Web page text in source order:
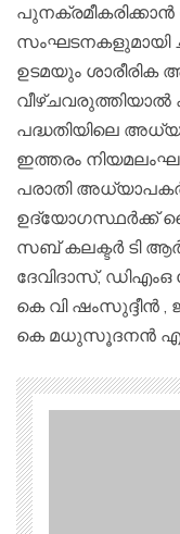
സംഘടനകളുമായി
ഉടമയും ശാരീരിക
വീഴ്ചവരുത്തിയാൽ
പദ്ധതിയിലെ
ഇത്തരം
പരാതി
ഉദ്യോഗസ്ഥർക്ക്
സബ് കലക്ടർ ടി
ദേവിദാസ്,
കെ വി ഷംസുദ്ദീൻ
കെ മധുസൂദനൻ